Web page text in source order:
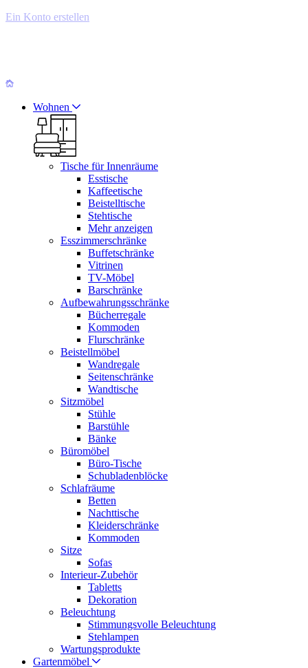
Ein Konto erstellen
Wohnen
Tische für Innenräume
Esstische
Kaffeetische
Beistelltische
Stehtische
Mehr anzeigen
Esszimmerschränke
Buffetschränke
Vitrinen
TV-Möbel
Barschränke
Aufbewahrungsschränke
Bücherregale
Kommoden
Flurschränke
Beistellmöbel
Wandregale
Seitenschränke
Wandtische
Sitzmöbel
Stühle
Barstühle
Bänke
Büromöbel
Büro-Tische
Schubladenblöcke
Schlafräume
Betten
Nachttische
Kleiderschränke
Kommoden
Sitze
Sofas
Interieur-Zubehör
Tabletts
Dekoration
Beleuchtung
Stimmungsvolle Beleuchtung
Stehlampen
Wartungsprodukte
Gartenmöbel